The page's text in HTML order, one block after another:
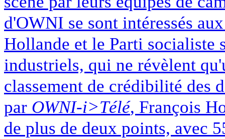
d'OWNI se sont intéressés
Hollande et le Parti socialiste
industriels, qui ne révèlent
classement de crédibilité des
par OWNI-i>Télé, François
de plus de deux points, avec